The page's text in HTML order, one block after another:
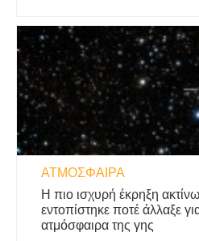
ΑΤΜΌΣΦΑΙΡΑ
Η πιο ισχυρή έκρηξη
εντοπίστηκε ποτέ άλλαξε
ατμόσφαιρα της γης